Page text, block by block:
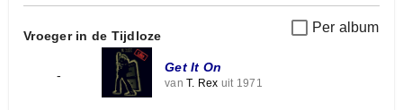
Per album
Vroeger in de Tijdloze
-
Get It On
van T. Rex uit 1971